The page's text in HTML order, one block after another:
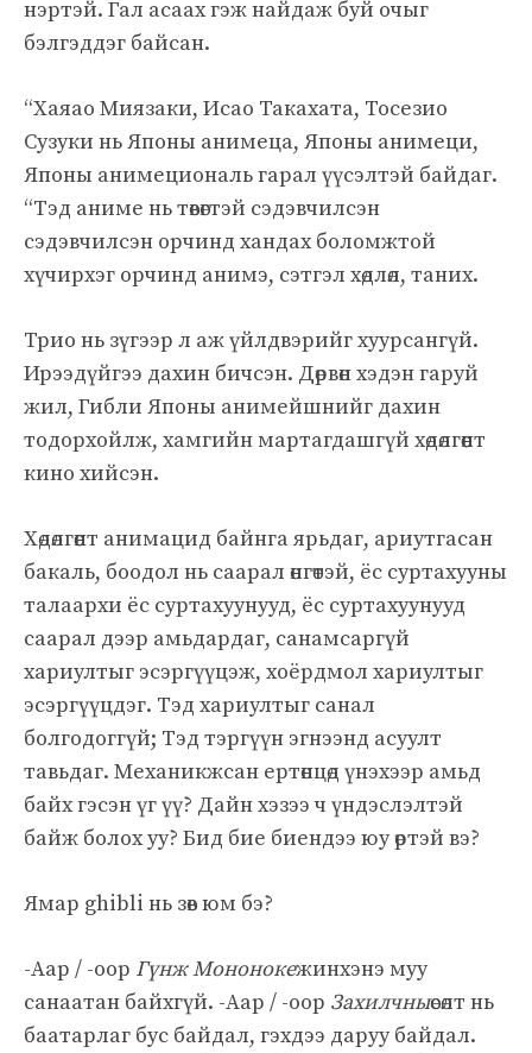
нэртэй. Гал асаах гэж найдаж буй очыг
бэлгэддэг байсан.
“Хаяао Миязаки, Исао Такахата, Тосезио
Сузуки нь Японы анимеца, Японы анимеци,
Японы анимециональ гарал үүсэлтэй байдаг.
“Тэд аниме нь төвөгтэй сэдэвчилсэн
сэдэвчилсэн орчинд хандах боломжтой
хүчирхэг орчинд анимэ, сэтгэл хөдлөл, таних.
Трио нь зүгээр л аж үйлдвэрийг хуурсангүй.
Ирээдүйгээ дахин бичсэн. Дөрвөн хэдэн гаруй
жил, Гибли Японы анимейшнийг дахин
тодорхойлж, хамгийн мартагдашгүй хөдөлгөөнт
кино хийсэн.
Хөдөлгөөнт анимацид байнга ярьдаг, ариутгасан
бакаль, боодол нь саарал өнгөтэй, ёс суртахууны
талаархи ёс суртахуунууд, ёс суртахуунууд
саарал дээр амьдардаг, санамсаргүй
хариултыг эсэргүүцэж, хоёрдмол хариултыг
эсэргүүцдэг. Тэд хариултыг санал
болгодоггүй; Тэд тэргүүн эгнээнд асуулт
тавьдаг. Механикжсан ертөнцөд үнэхээр амьд
байх гэсэн үг үү? Дайн хэзээ ч үндэслэлтэй
байж болох уу? Бид бие биендээ юу өртэй вэ?
Ямар ghibli нь зөв юм бэ?
-Аар / -оор Гүнж Мононокежинхэнэ муу
санаатан байхгүй. -Аар / -оор Захилчныөсөлт нь
баатарлаг бус байдал, гэхдээ даруу байдал.